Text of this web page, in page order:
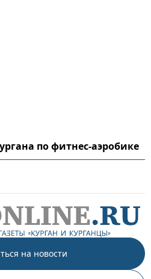
по фитнес-аэробике
на новости